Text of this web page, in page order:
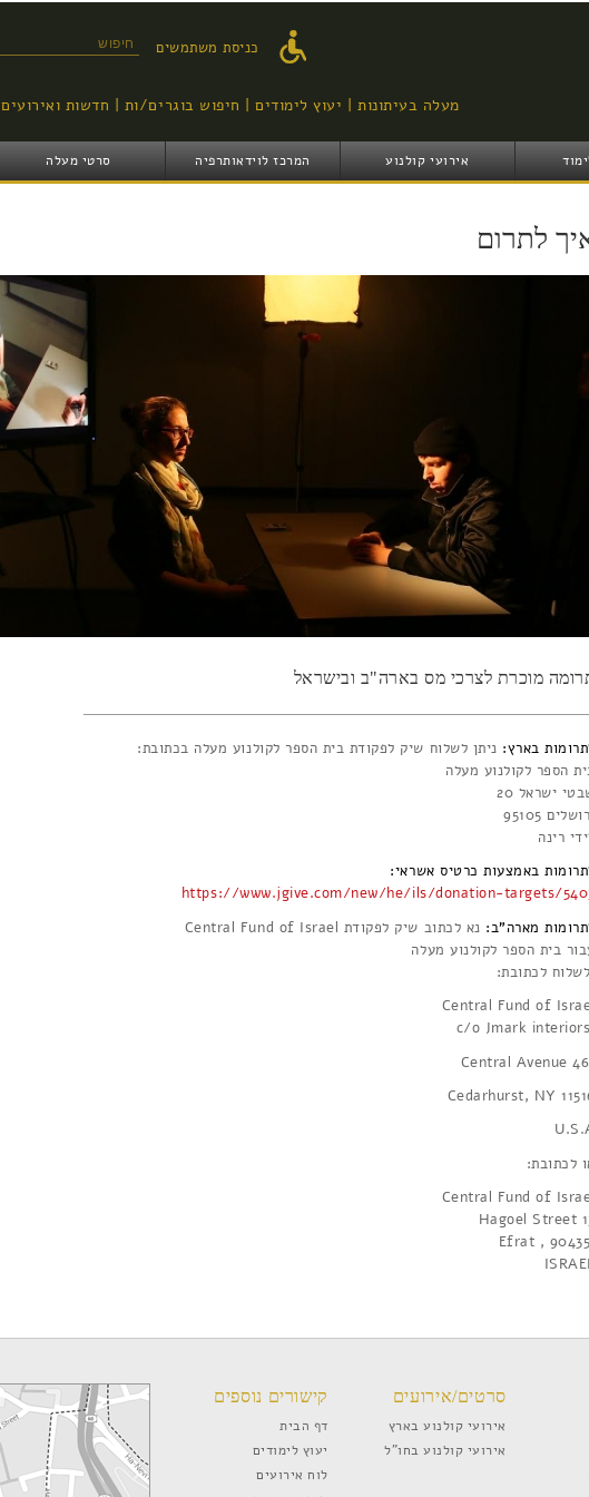
העיקרי
טופס חיפוש כניסת משתמשים
מעלה בעיתונות יעוץ לימודים חיפוש בוגרים/ות חדשות ואירועים
אירועי קולנוע המרכז לוידאותרפיה סרטי מעלה
לתרום
מוכרת לצרכי מס בארה"ב ובישראל
בארץ: ניתן לשלוח שיק לפקודת בית הספר לקולנוע מעלה בכתובת:
הספר לקולנוע מעלה
ישראל 20
95105
רינה
באמצעות כרטיס אשראי:
https://www.jgive.com/new/he/ils/donation-targets/
מארה"ב: נא לכתוב שיק לפקודת Central Fund of Israel
בית הספר לקולנוע מעלה
לכתובת:
Central Fund of
461 Central
Cedarhurst, NY
לכתובת:
Central Fund of
13
סרטים/אירועים
אירועי קולנוע בארץ
אירועי קולנוע בחו”ל
קישורים נוספים
דף הבית
יעוץ לימודים
לוח אירועים